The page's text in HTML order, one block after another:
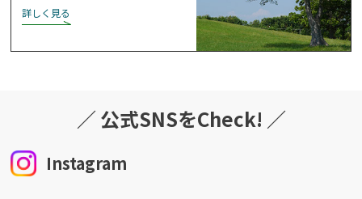
詳しく見る
詳しく見る
／ 公式SNSをCheck! ／
Instagram